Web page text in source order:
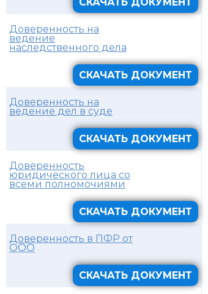
Доверенность на
ведение
наследственного дела
СКАЧАТЬ ДОКУМЕНТ
Доверенность на
ведение дел в суде
СКАЧАТЬ ДОКУМЕНТ
Доверенность
юридического лица со
всеми полномочиями
СКАЧАТЬ ДОКУМЕНТ
Доверенность в ПФР от
ООО
СКАЧАТЬ ДОКУМЕНТ